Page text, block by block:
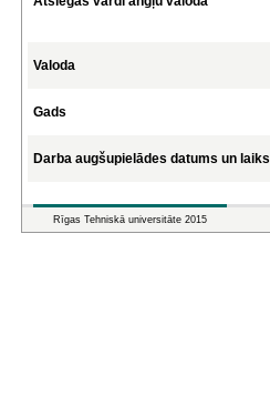
Valoda
Gads
Darba augšupielādes datums un laiks
Rīgas Tehniskā universitāte 2015